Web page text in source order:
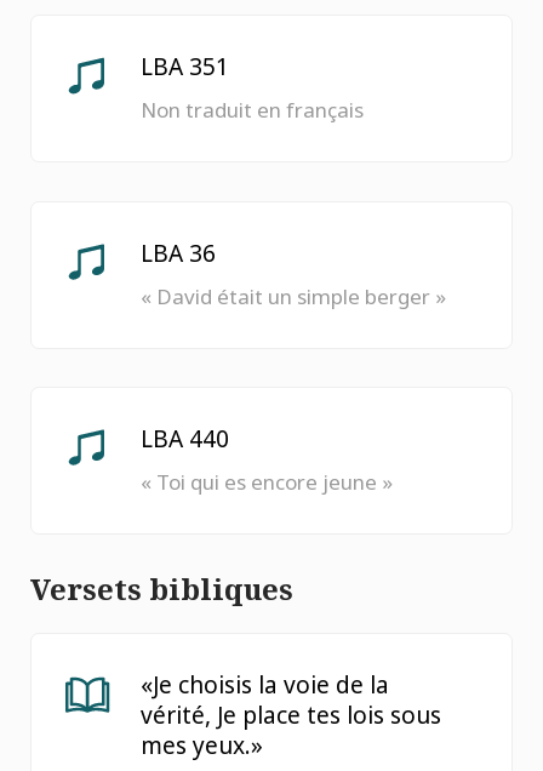
LBA 351
Non traduit en français
LBA 36
« David était un simple berger »
LBA 440
« Toi qui es encore jeune »
Versets bibliques
«Je choisis la voie de la
vérité, Je place tes lois sous
mes yeux.»